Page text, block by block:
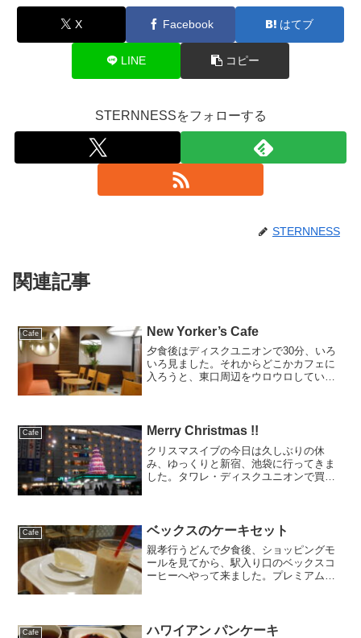
X Facebook はてブ
LINE コピー
STERNNESSをフォローする
STERNNESS
関連記事
Cafe New Yorker’s Cafe
夕食後はディスクユニオンで30分、いろ
いろ見ました。それからどこかカフェに
入ろうと、東口周辺をウロウロしている
雨で写真が撮れませんで...
Cafe Merry Christmas !!
クリスマスイブの今日は久しぶりの休
み、ゆっくりと新宿、池袋に行ってきま
した。タワレ・ディスクユニオンで買い
美味しくなかったです。その...
Cafe ベックスのケーキセット
親孝行うどんで夕食後、ショッピングモ
ールを見てから、駅入り口のベックスコ
ーヒーへやって来ました。プレミアムチ
ど、ちょっと高...
Cafe ハワイアン パンケーキ